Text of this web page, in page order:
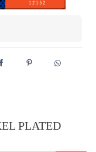
PLATED